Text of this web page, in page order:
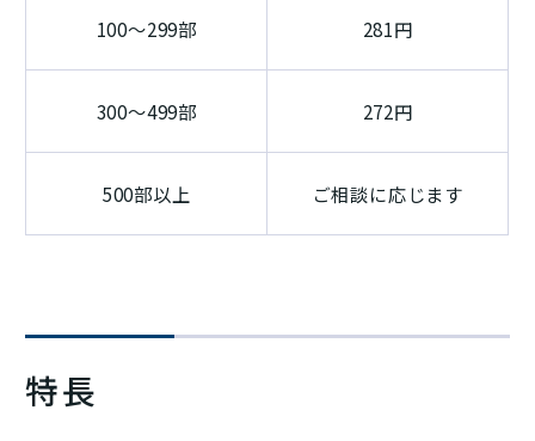
100～299部 281円
300～499部 272円
500部以上 ご相談に応じます
特長